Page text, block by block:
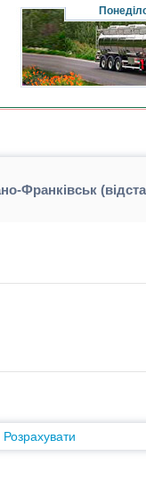
Франківськ
Розрахувати